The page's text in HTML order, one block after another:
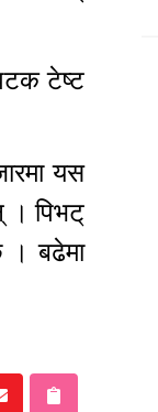
टेष्ट
यस
। पिभट्
। बढेमा